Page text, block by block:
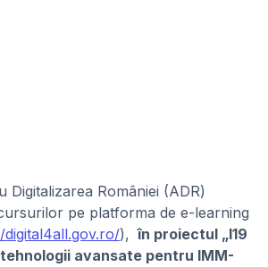
Digitalizarea României (ADR)
pe platforma de e-learning
digital4all.gov.ro/), în proiectul „I19
avansate pentru IMM-